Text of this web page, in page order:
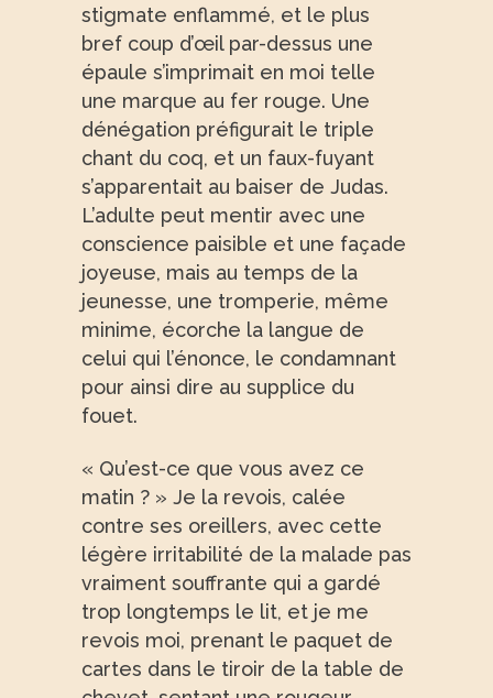
stigmate enflammé, et le plus
bref coup d’œil par-dessus une
épaule s’imprimait en moi telle
une marque au fer rouge. Une
dénégation préfigurait le triple
chant du coq, et un faux-fuyant
s’apparentait au baiser de Judas.
L’adulte peut mentir avec une
conscience paisible et une façade
joyeuse, mais au temps de la
jeunesse, une tromperie, même
minime, écorche la langue de
celui qui l’énonce, le condamnant
pour ainsi dire au supplice du
fouet.
« Qu’est-ce que vous avez ce
matin ? » Je la revois, calée
contre ses oreillers, avec cette
légère irritabilité de la malade pas
vraiment souffrante qui a gardé
trop longtemps le lit, et je me
revois moi, prenant le paquet de
cartes dans le tiroir de la table de